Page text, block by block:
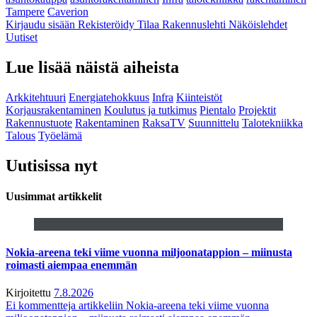
Tampere Caverion
Kirjaudu sisään Rekisteröidy Tilaa Rakennuslehti Näköislehdet
Uutiset
Lue lisää näistä aiheista
Arkkitehtuuri Energiatehokkuus Infra Kiinteistöt
Korjausrakentaminen Koulutus ja tutkimus Pientalo Projektit
Rakennustuote Rakentaminen RaksaTV Suunnittelu Talotekniikka
Talous Työelämä
Uutisissa nyt
Uusimmat artikkelit
Nokia-areena teki viime vuonna miljoonatappion – miinusta
roimasti aiempaa enemmän
Kirjoitettu 7.8.2026
Ei kommentteja artikkeliin Nokia-areena teki viime vuonna